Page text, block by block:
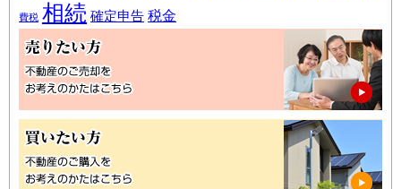
費税 相続 確定申告 税金